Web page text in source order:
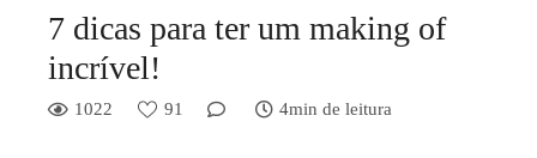
7 dicas para ter um making of
incrível!
1022 91 4min de leitura